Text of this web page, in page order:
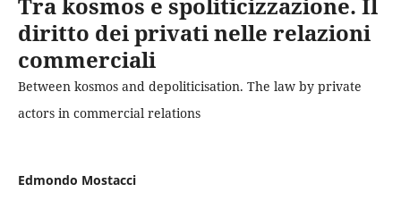
diritto dei privati nelle relazioni
commerciali
Between kosmos and depoliticisation. The law by private
actors in commercial relations
Edmondo Mostacci